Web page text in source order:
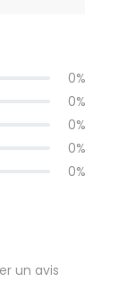
0%
0%
0%
0%
0%
un avis